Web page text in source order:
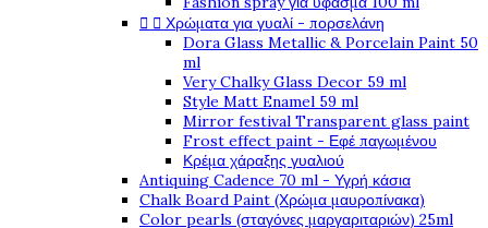
  Χρώματα για γυαλί - πορσελάνη
Dora Glass Metallic & Porcelain Paint 50
ml
Very Chalky Glass Decor 59 ml
Style Matt Enamel 59 ml
Mirror festival Transparent glass paint
Frost effect paint - Εφέ παγωμένου
Κρέμα χάραξης γυαλιού
Antiquing Cadence 70 ml - Υγρή κάσια
Chalk Board Paint (Χρώμα μαυροπίνακα)
Color pearls (σταγόνες μαργαριταριών) 25ml